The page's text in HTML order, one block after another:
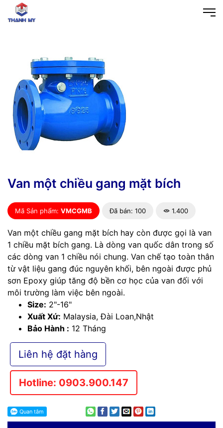
Van một chiều gang mặt bích
Mã Sản phẩm: VMCGMB Đã bán: 100 1.400
Van một chiều gang mặt bích hay còn được gọi là van
1 chiều mặt bích gang. Là dòng van quốc dân trong số
các dòng van 1 chiều nói chung. Van chế tạo toàn thân
từ vật liệu gang đúc nguyên khối, bên ngoài được phủ
sơn Epoxy giúp tăng độ bền cơ học của van đối với
môi trường làm việc bên ngoài.
Size: 2"-16"
Xuất Xứ: Malaysia, Đài Loan,Nhật
Bảo Hành : 12 Tháng
Liên hệ đặt hàng
Hotline: 0903.900.147